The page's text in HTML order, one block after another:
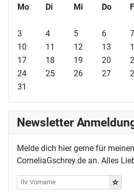
h
r
i
g
s
J
a
h
r
h
i
g
r
o
a
r a
Mo
Di Mi Do
3
4 5 6 7
10
11 12 13
17
18 19 20
24
25 26 27
31
Newsletter
Melde dich hier gerne für
CorneliaGschrey.de an. Alles